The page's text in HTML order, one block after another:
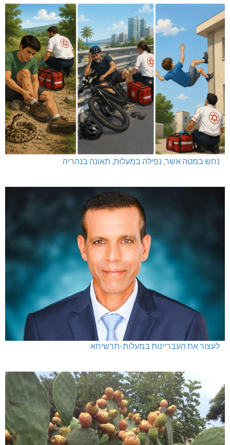
נחש במטה אשר, נפילה במעלות, תאונה בנהריה
לעצור את העבריינות במעלות-תרשיחא